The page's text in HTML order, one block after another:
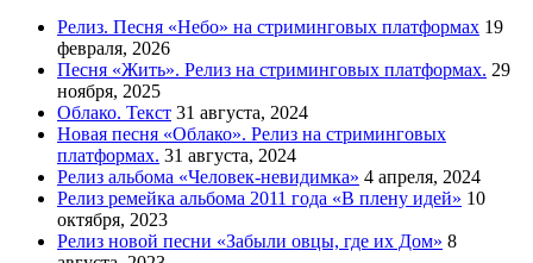
Релиз. Песня «Небо» на стриминговых платформах 19
февраля, 2026
Песня «Жить». Релиз на стриминговых платформах. 29
ноября, 2025
Облако. Текст 31 августа, 2024
Новая песня «Облако». Релиз на стриминговых
платформах. 31 августа, 2024
Релиз альбома «Человек-невидимка» 4 апреля, 2024
Релиз ремейка альбома 2011 года «В плену идей» 10
октября, 2023
Релиз новой песни «Забыли овцы, где их Дом» 8